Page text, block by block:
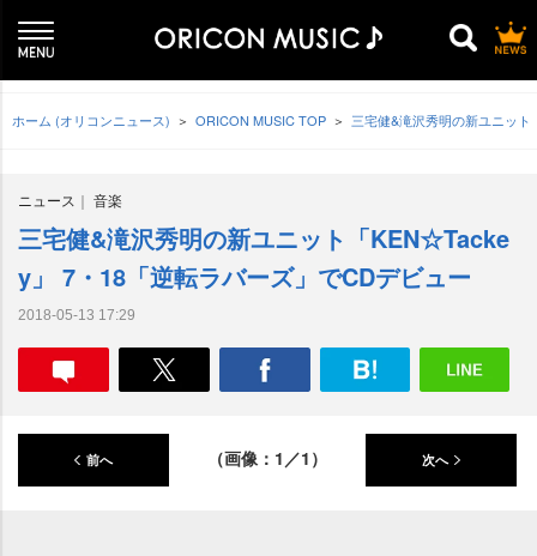
ホーム (オリコンニュース) ORICON MUSIC TOP 三宅健&滝沢秀明の新ユニッ
ニュース 音楽
三宅健&滝沢秀明の新ユニット「KEN☆Tacke
y」 7・18「逆転ラバーズ」でCDデビュー
2018-05-13 17:29
前へ （画像：1／1） 次へ